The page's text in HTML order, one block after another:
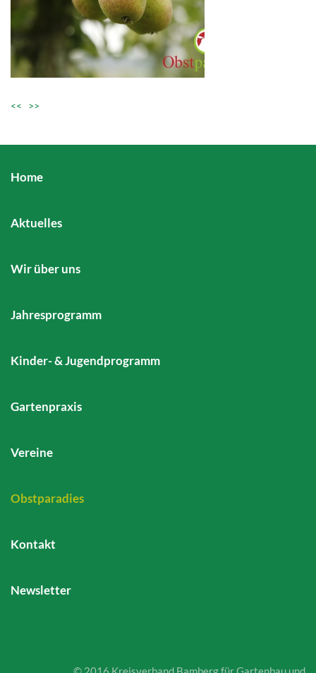
<< >>
Home
Aktuelles
Wir über uns
Jahresprogramm
Kinder- & Jugendprogramm
Gartenpraxis
Vereine
Obstparadies
Kontakt
Newsletter